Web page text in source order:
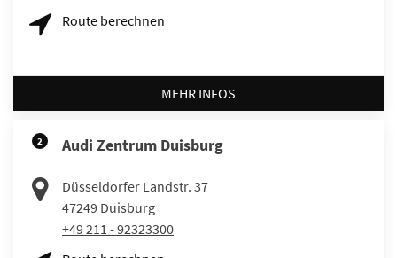
Route berechnen
MEHR INFOS
2 Audi Zentrum Duisburg
Düsseldorfer Landstr. 37
47249 Duisburg
+49 211 - 92323300